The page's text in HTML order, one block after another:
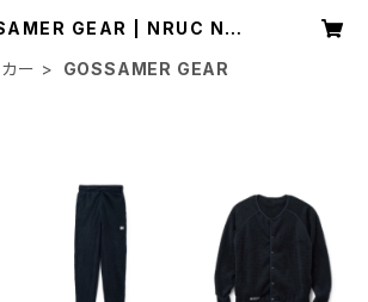
GEAR | NRUC NES
ー GOSSAMER GEAR